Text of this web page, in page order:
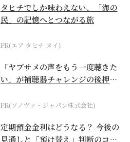
タヒチでしか味わえない、「海の
民」の記憶へとつながる旅
PR(エア タヒチ ヌイ)
「ヤブサメの声をもう一度聴きた
い」が補聴器チャレンジの後押し
PR(ソノヴァ・ジャパン株式会社)
定期預金金利はどうなる？ 今後の
見通しと「預け替え」判断のコツ